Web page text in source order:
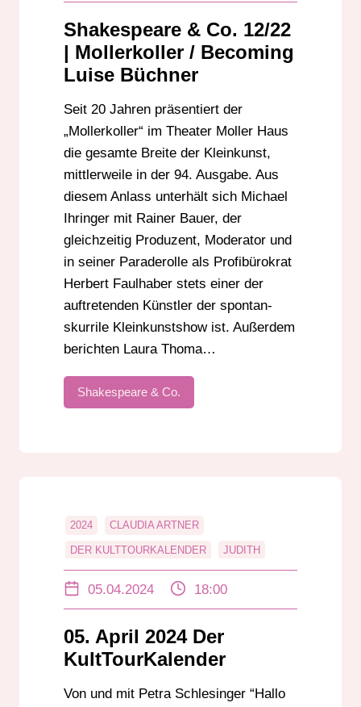
Shakespeare & Co. 12/22
| Mollerkoller / Becoming
Luise Büchner
Seit 20 Jahren präsentiert der
„Mollerkoller“ im Theater Moller Haus
die gesamte Breite der Kleinkunst,
mittlerweile in der 94. Ausgabe. Aus
diesem Anlass unterhält sich Michael
Ihringer mit Rainer Bauer, der
gleichzeitig Produzent, Moderator und
in seiner Paraderolle als Profibürokrat
Herbert Faulhaber stets einer der
auftretenden Künstler der spontan-
skurrile Kleinkunstshow ist. Außerdem
berichten Laura Thoma…
Shakespeare & Co.
2024 CLAUDIA ARTNER
DER KULTTOURKALENDER JUDITH
STAATSTHEATER DARMSTADT
05.04.2024 18:00
05. April 2024 Der
KultTourKalender
Von und mit Petra Schlesinger “Hallo